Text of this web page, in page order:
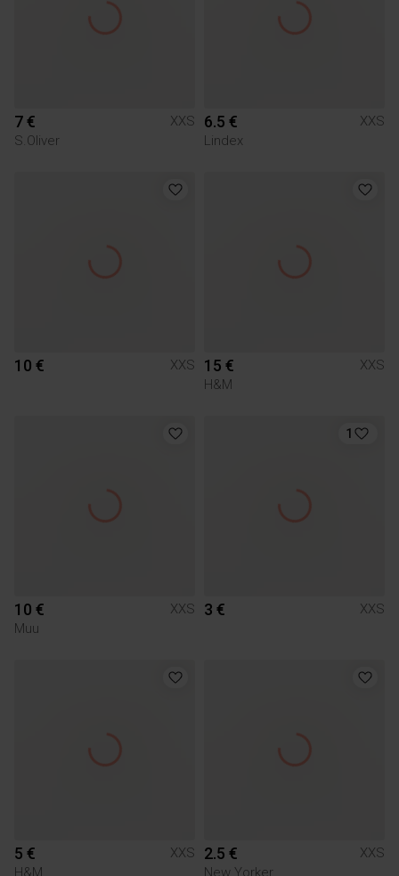
7 €
XXS
S.Oliver
6.5 €
XXS
Lindex
10 € XXS 15 €
XXS
H&M
10 €
XXS
Muu
1
3 € XXS
5 €
XXS
H&M
2.5 €
XXS
New Yorker